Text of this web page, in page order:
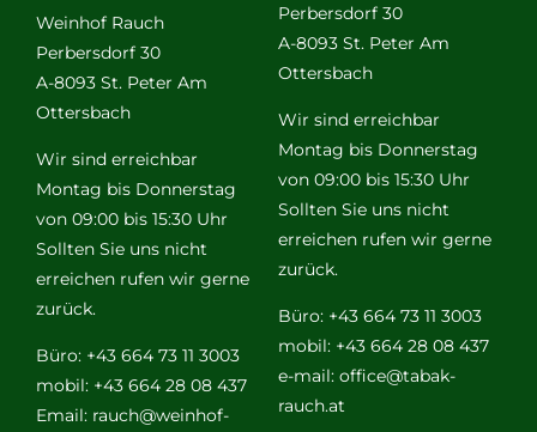
Weinhof Rauch
Perbersdorf 30
A-8093 St. Peter Am
Ottersbach
Wir sind erreichbar
Montag bis Donnerstag
von 09:00 bis 15:30 Uhr
Sollten Sie uns nicht
erreichen rufen wir gerne
zurück.
Büro: +43 664 73 11 3003
mobil: +43 664 28 08 437
Email: rauch@weinhof-
Perbersdorf 30
A-8093 St. Peter Am
Ottersbach
Wir sind erreichbar
Montag bis Donnerstag
von 09:00 bis 15:30 Uhr
Sollten Sie uns nicht
erreichen rufen wir gerne
zurück.
Büro: +43 664 73 11 3003
mobil: +43 664 28 08 437
e-mail: office@tabak-
rauch.at